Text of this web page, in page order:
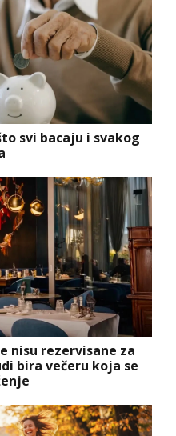
svi bacaju i svakog
nisu rezervisane za
bira večeru koja se